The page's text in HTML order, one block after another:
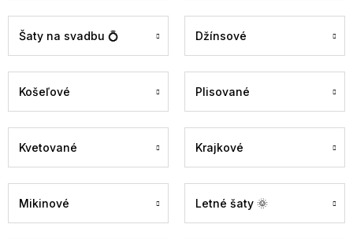
Šaty na svadbu 💍 Džínsové
Košeľové Plisované
Kvetované Krajkové
Mikinové Letné šaty 🌞